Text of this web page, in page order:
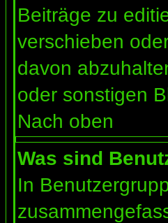
Beiträge zu
verschieben
davon
oder sonstigen
Nach oben
Was sind
In